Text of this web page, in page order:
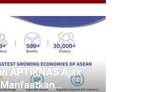
APTIKNAS Ajak